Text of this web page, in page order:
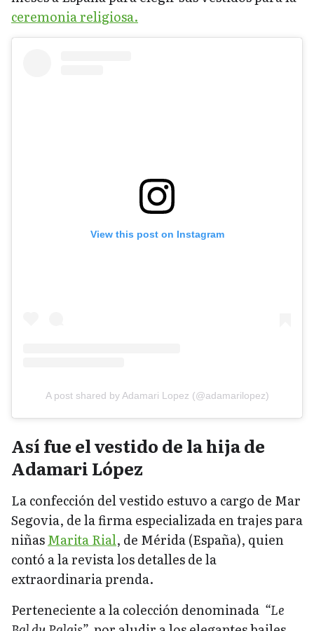
ceremonia religiosa.
View this post on Instagram
A post shared by Adamari Lopez (@adamarilopez)
Así fue el vestido de la hija de
Adamari López
La confección del vestido estuvo a cargo de Mar
Segovia, de la firma especializada en trajes para
niñasMarita Rial, de Mérida (España), quien
contó a la revista los detalles de la
extraordinaria prenda.
Perteneciente a la colección denominada “Le